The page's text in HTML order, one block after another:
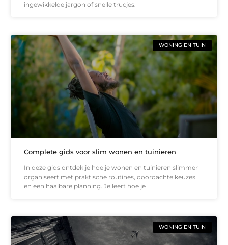
ingewikkelde jargon of snelle trucjes.
WONING EN TUIN
Complete gids voor slim wonen en tuinieren
In deze gids ontdek je hoe je wonen en tuinieren slimmer
organiseert met praktische routines, doordachte keuzes
en een haalbare planning. Je leert hoe je
WONING EN TUIN